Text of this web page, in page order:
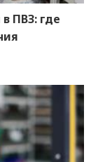
ПВЗ: где